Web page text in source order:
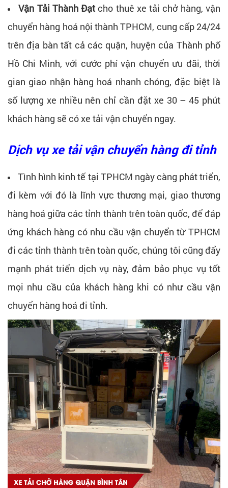
Vận Tải Thành Đạt cho thuê xe tải chở hàng, vận
chuyển hàng hoá nội thành TPHCM, cung cấp 24/24
trên địa bàn tất cả các quận, huyện của Thành phố
Hồ Chi Minh, với cước phí vận chuyển ưu đãi, thời
gian giao nhận hàng hoá nhanh chóng, đặc biệt là
số lượng xe nhiều nên chỉ cần đặt xe 30 – 45 phút
khách hàng sẽ có xe tải vận chuyển ngay.
Dịch vụ xe tải vận chuyển hàng đi tỉnh
Tình hình kinh tế tại TPHCM ngày càng phát triển,
đi kèm với đó là lĩnh vực thương mại, giao thương
hàng hoá giữa các tỉnh thành trên toàn quốc, để đáp
ứng khách hàng có nhu cầu vận chuyển từ TPHCM
đi các tỉnh thành trên toàn quốc, chúng tôi cũng đẩy
mạnh phát triển dịch vụ này, đảm bảo phục vụ tốt
mọi nhu cầu của khách hàng khi có như cầu vận
chuyển hàng hoá đi tỉnh.